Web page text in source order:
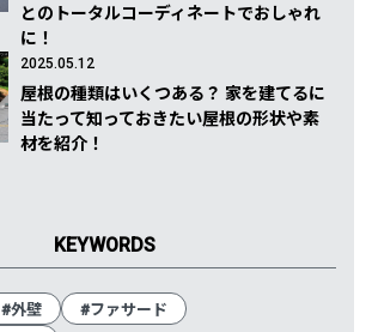
とのトータルコーディネートでおしゃれ
に！
2025.05.12
屋根の種類はいくつある？ 家を建てるに
当たって知っておきたい屋根の形状や素
材を紹介！
KEYWORDS
#外壁
#ファサード